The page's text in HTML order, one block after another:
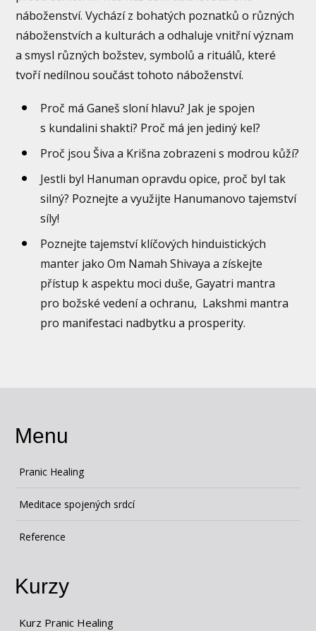
náboženství. Vychází z bohatých poznatků o různých
náboženstvích a kulturách a odhaluje vnitřní význam
a smysl různých božstev, symbolů a rituálů, které
tvoří nedílnou součást tohoto náboženství.
Proč má Ganeš sloní hlavu? Jak je spojen
s kundalini shakti? Proč má jen jediný kel?
Proč jsou Šiva a Krišna zobrazeni s modrou kůží?
Jestli byl Hanuman opravdu opice, proč byl tak
silný? Poznejte a využijte Hanumanovo tajemství
síly!
Poznejte tajemství klíčových hinduistických
manter jako Om Namah Shivaya a získejte
přístup k aspektu moci duše, Gayatri mantra
pro božské vedení a ochranu, Lakshmi mantra
pro manifestaci nadbytku a prosperity.
Menu
Pranic Healing
Meditace spojených srdcí
Reference
Kurzy
Kurz Pranic Healing